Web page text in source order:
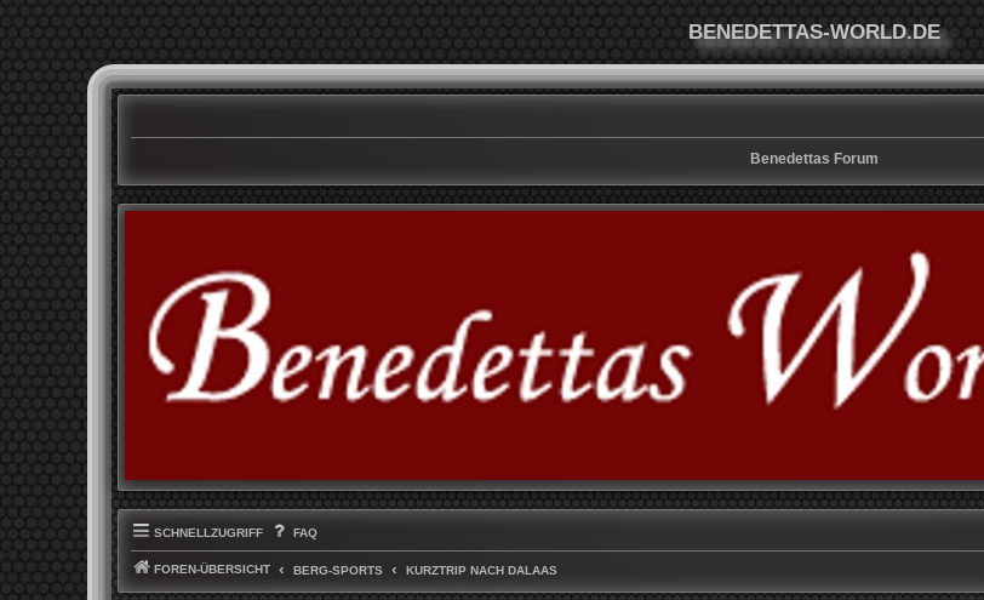
BENEDETTAS-WORLD.DE
Benedettas Forum
SCHNELLZUGRIFF FAQ
FOREN-ÜBERSICHT BERG-SPORTS KURZTRIP NACH DALAAS